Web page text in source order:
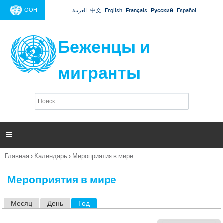
Jump to navigation
ООН العربية 中文 English Français Русский Español
Беженцы и
мигранты
п
и

Вы
Главная › Календарь › Мероприятия в мире
Мероприятия в мире
Месяц День Год